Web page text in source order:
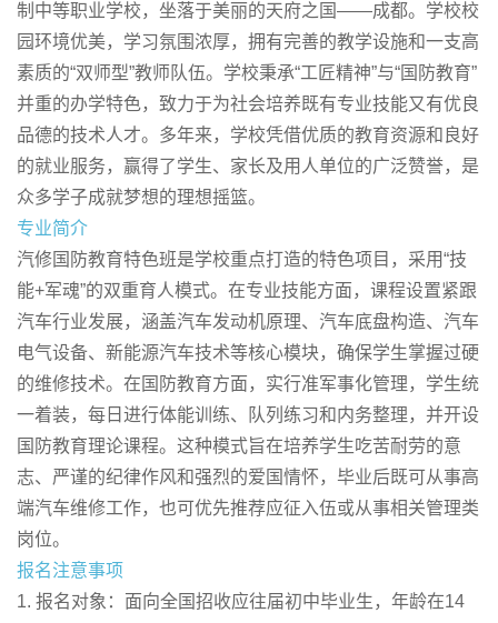
制中等职业学校，坐落于美丽的天府之国——成都。学校校
园环境优美，学习氛围浓厚，拥有完善的教学设施和一支高
素质的“双师型”教师队伍。学校秉承“工匠精神”与“国防教育”
并重的办学特色，致力于为社会培养既有专业技能又有优良
品德的技术人才。多年来，学校凭借优质的教育资源和良好
的就业服务，赢得了学生、家长及用人单位的广泛赞誉，是
众多学子成就梦想的理想摇篮。
专业简介
汽修国防教育特色班是学校重点打造的特色项目，采用“技
能+军魂”的双重育人模式。在专业技能方面，课程设置紧跟
汽车行业发展，涵盖汽车发动机原理、汽车底盘构造、汽车
电气设备、新能源汽车技术等核心模块，确保学生掌握过硬
的维修技术。在国防教育方面，实行准军事化管理，学生统
一着装，每日进行体能训练、队列练习和内务整理，并开设
国防教育理论课程。这种模式旨在培养学生吃苦耐劳的意
志、严谨的纪律作风和强烈的爱国情怀，毕业后既可从事高
端汽车维修工作，也可优先推荐应征入伍或从事相关管理类
岗位。
报名注意事项
1. 报名对象：面向全国招收应往届初中毕业生，年龄在14